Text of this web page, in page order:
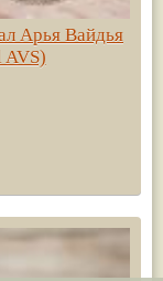
Арья Вайдья